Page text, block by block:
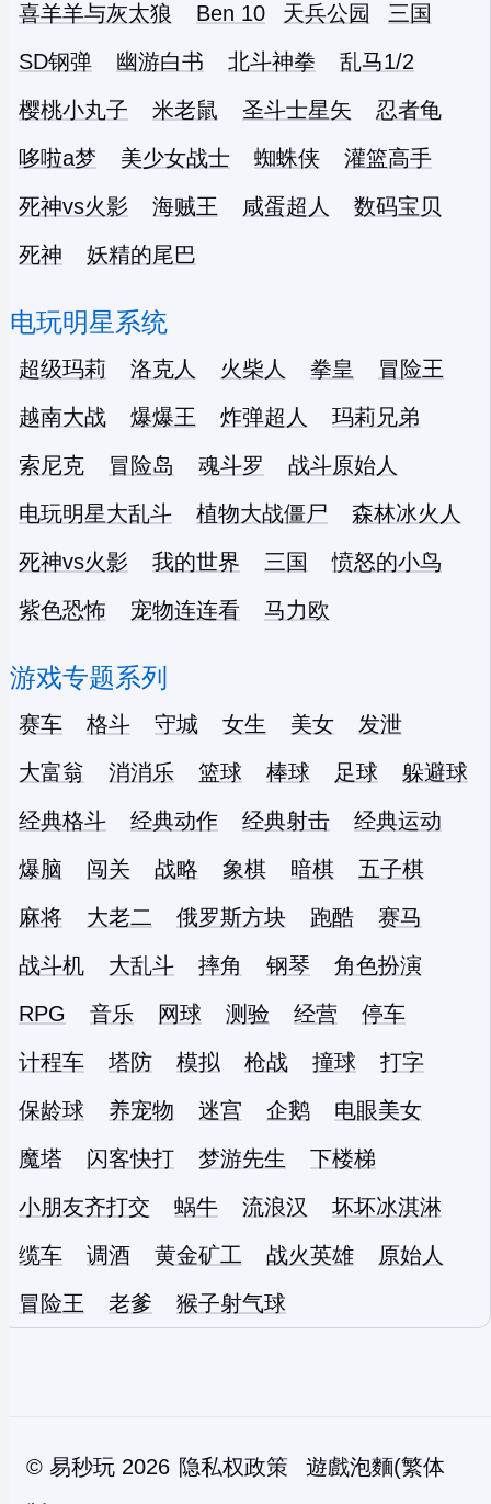
喜羊羊与灰太狼
Ben 10 天兵公园
三国
SD钢弹
幽游白书 北斗神拳
乱马1/2
樱桃小丸子
米老鼠 圣斗士星矢
忍者龟
哆啦a梦
美少女战士 蜘蛛侠
灌篮高手
死神vs火影
海贼王 咸蛋超人
数码宝贝
死神
妖精的尾巴
电玩明星系统
超级玛莉 洛克人 火柴人 拳皇
冒险王
越南大战
爆爆王 炸弹超人
玛莉兄弟
索尼克
冒险岛 魂斗罗
战斗原始人
电玩明星大乱斗
植物大战僵尸
森林冰火人
死神vs火影
我的世界 三国
愤怒的小鸟
紫色恐怖
宠物连连看 马力欧
游戏专题系列
赛车 格斗 守城 女生 美女
发泄
大富翁
消消乐 篮球 棒球 足球
躲避球
经典格斗
经典动作 经典射击
经典运动
爆脑
闯关 战略 象棋 暗棋
五子棋
麻将
大老二 俄罗斯方块 跑酷
赛马
战斗机
大乱斗 摔角 钢琴
角色扮演
RPG
音乐 网球 测验 经营
停车
计程车
塔防 模拟 枪战 撞球
打字
保龄球
养宠物 迷宫 企鹅
电眼美女
魔塔
闪客快打 梦游先生
下楼梯
小朋友齐打交
蜗牛 流浪汉
坏坏冰淇淋
缆车
调酒 黄金矿工 战火英雄
原始人
冒险王
老爹 猴子射气球
© 易秒玩 2026 隐私权政策
遊戲泡麵(繁体